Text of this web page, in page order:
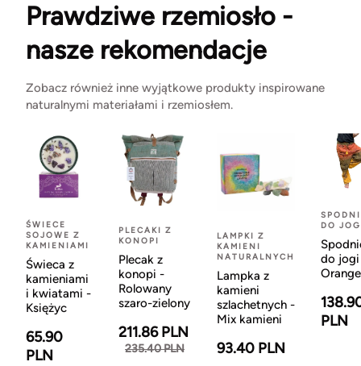
Prawdziwe rzemiosło -
nasze rekomendacje
Zobacz również inne wyjątkowe produkty inspirowane
naturalnymi materiałami i rzemiosłem.
ŚWIECE
SOJOWE Z
KAMIENIAMI
Świeca z
kamieniami
i kwiatami -
Księżyc
65.90
PLN
PLECAKI Z
KONOPI
Plecak z
konopi -
Rolowany
szaro-zielony
211.86 PLN
235.40 PLN
LAMPKI Z
KAMIENI
NATURALNYCH
Lampka z
kamieni
szlachetnych -
Mix kamieni
93.40 PLN
DO
do
Orange
PLN